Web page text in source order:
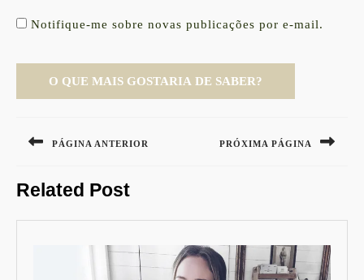
Notifique-me sobre novas publicações por e-mail.
de
PÁGINA ANTERIOR
post:
PRÓXIMA PÁGINA
Related Post